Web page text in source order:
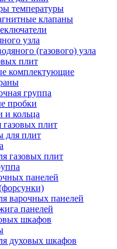
температуры
клапаны
узла
(газового) узла
плит
комплектующие
группа
пробки
и кольца
газовых плит
для плит
газовых плит
панелей
варочных панелей
панелей
шкафов
духовых шкафов